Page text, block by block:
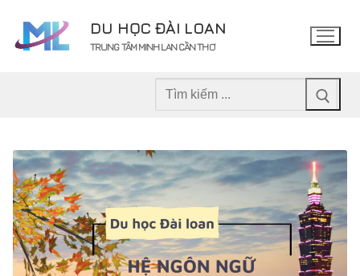
nội
DU HỌC ĐÀI LOAN
TRUNG TÂM MINH LAN CẦN THƠ
Tìm